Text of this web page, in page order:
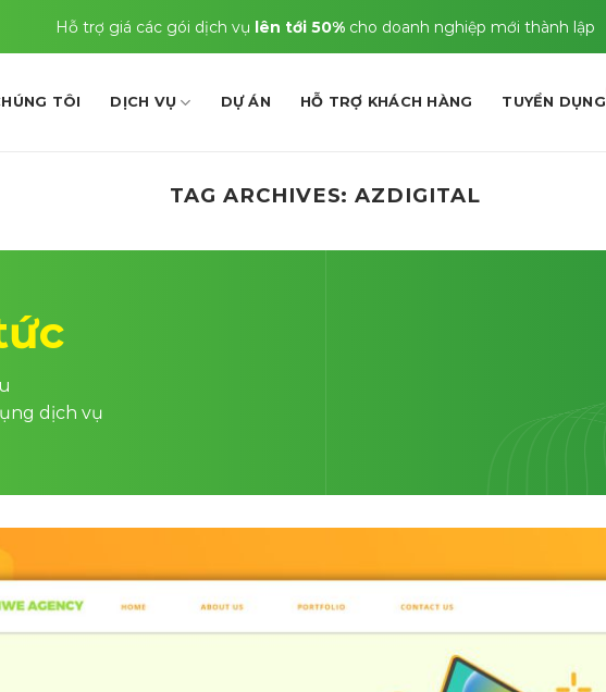
Hỗ trợ giá các gói dịch vụ lên tới 50% cho doanh nghiệp mới thành lập
TÔI DỊCH VỤ DỰ ÁN HỖ TRỢ KHÁCH HÀNG TUYỂN DỤNG
TAG ARCHIVES:AZDIGITAL
dịch vụ